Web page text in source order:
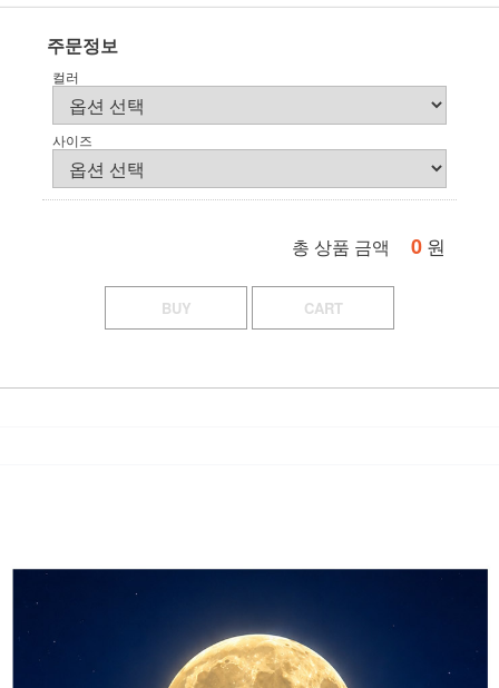
주문정보
컬러
사이즈
총 상품 금액 0 원
BUY CART